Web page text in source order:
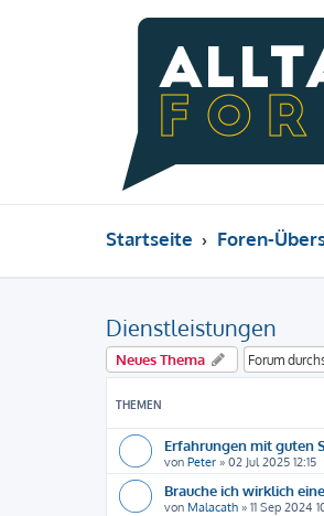
Startseite Foren-
Dienstleistungen
Neues Thema
THEMEN
Erfahrungen mit guten
von Peter » 02 Jul 2025 12:15
Brauche ich wirklich
von Malacath » 11 Sep 2024